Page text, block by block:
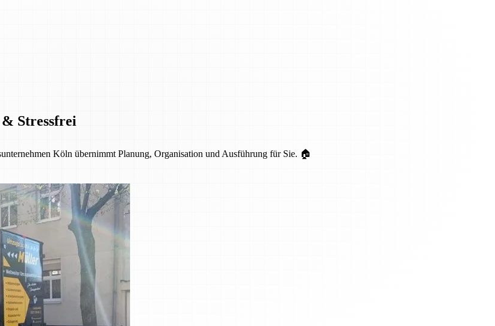
Stressfrei
Köln übernimmt Planung, Organisation und Ausführung für Sie. 🏠